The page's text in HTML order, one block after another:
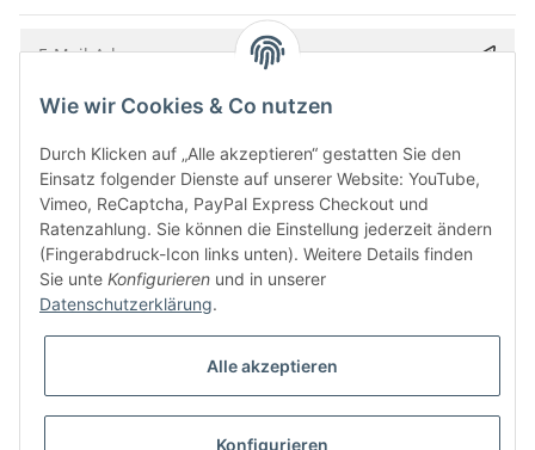
Bitte senden Sie mir entsprechend IhrerDatenschutzerklärung
* Alle Preise inkl. gesetzlicher USt., zzgl.
Wie wir Cookies & Co nutzen
Durch Klicken auf „Alle akzeptieren“ gestatten Sie den
Einsatz folgender Dienste auf unserer Website: YouTube,
Vimeo, ReCaptcha, PayPal Express Checkout und
Ratenzahlung. Sie können die Einstellung jederzeit ändern
(Fingerabdruck-Icon links unten). Weitere Details finden
Sie unte Konfigurieren und in unserer
Datenschutzerklärung.
Alle akzeptieren
Konfigurieren